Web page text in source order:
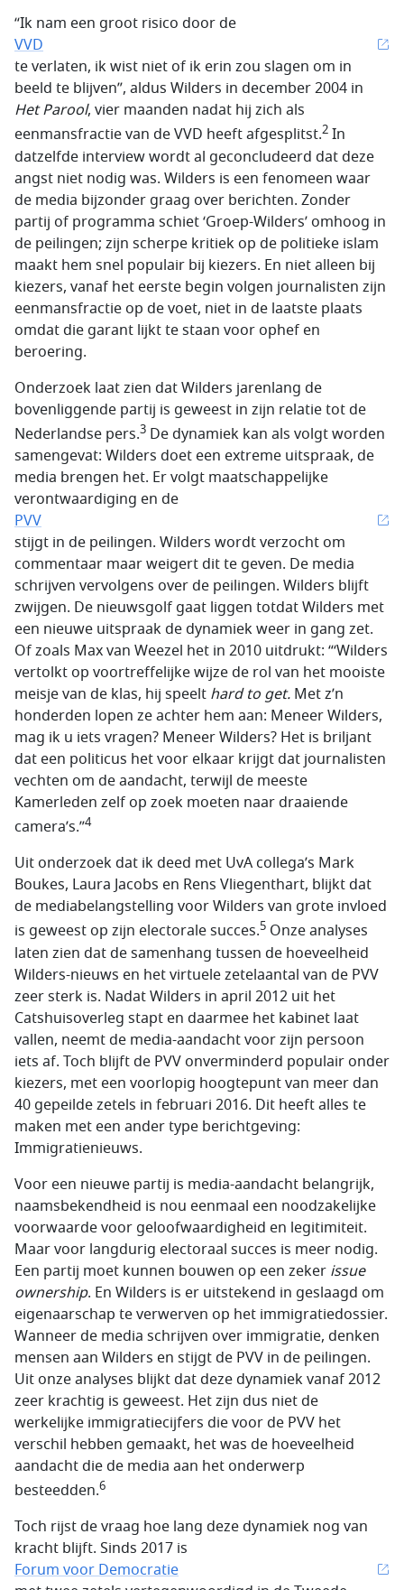
“Ik nam een groot risico door de
VVD
te verlaten, ik wist niet of ik erin zou slagen om in
beeld te blijven”, aldus Wilders in december 2004 in
Het Parool, vier maanden nadat hij zich als
eenmansfractie van de VVD heeft afgesplitst.2 In
datzelfde interview wordt al geconcludeerd dat deze
angst niet nodig was. Wilders is een fenomeen waar
de media bijzonder graag over berichten. Zonder
partij of programma schiet ‘Groep-Wilders’ omhoog in
de peilingen; zijn scherpe kritiek op de politieke islam
maakt hem snel populair bij kiezers. En niet alleen bij
kiezers, vanaf het eerste begin volgen journalisten zijn
eenmansfractie op de voet, niet in de laatste plaats
omdat die garant lijkt te staan voor ophef en
beroering.
Onderzoek laat zien dat Wilders jarenlang de
bovenliggende partij is geweest in zijn relatie tot de
Nederlandse pers.3 De dynamiek kan als volgt worden
samengevat: Wilders doet een extreme uitspraak, de
media brengen het. Er volgt maatschappelijke
verontwaardiging en de
PVV
stijgt in de peilingen. Wilders wordt verzocht om
commentaar maar weigert dit te geven. De media
schrijven vervolgens over de peilingen. Wilders blijft
zwijgen. De nieuwsgolf gaat liggen totdat Wilders met
een nieuwe uitspraak de dynamiek weer in gang zet.
Of zoals Max van Weezel het in 2010 uitdrukt: “‘Wilders
vertolkt op voortreffelijke wijze de rol van het mooiste
meisje van de klas, hij speelt hard to get. Met z’n
honderden lopen ze achter hem aan: Meneer Wilders,
mag ik u iets vragen? Meneer Wilders? Het is briljant
dat een politicus het voor elkaar krijgt dat journalisten
vechten om de aandacht, terwijl de meeste
Kamerleden zelf op zoek moeten naar draaiende
camera’s.”4
Uit onderzoek dat ik deed met UvA collega’s Mark
Boukes, Laura Jacobs en Rens Vliegenthart, blijkt dat
de mediabelangstelling voor Wilders van grote invloed
is geweest op zijn electorale succes.5 Onze analyses
laten zien dat de samenhang tussen de hoeveelheid
Wilders-nieuws en het virtuele zetelaantal van de PVV
zeer sterk is. Nadat Wilders in april 2012 uit het
Catshuisoverleg stapt en daarmee het kabinet laat
vallen, neemt de media-aandacht voor zijn persoon
iets af. Toch blijft de PVV onverminderd populair onder
kiezers, met een voorlopig hoogtepunt van meer dan
40 gepeilde zetels in februari 2016. Dit heeft alles te
maken met een ander type berichtgeving:
Immigratienieuws.
Voor een nieuwe partij is media-aandacht belangrijk,
naamsbekendheid is nou eenmaal een noodzakelijke
voorwaarde voor geloofwaardigheid en legitimiteit.
Maar voor langdurig electoraal succes is meer nodig.
Een partij moet kunnen bouwen op een zeker issue
ownership. En Wilders is er uitstekend in geslaagd om
eigenaarschap te verwerven op het immigratiedossier.
Wanneer de media schrijven over immigratie, denken
mensen aan Wilders en stijgt de PVV in de peilingen.
Uit onze analyses blijkt dat deze dynamiek vanaf 2012
zeer krachtig is geweest. Het zijn dus niet de
werkelijke immigratiecijfers die voor de PVV het
verschil hebben gemaakt, het was de hoeveelheid
aandacht die de media aan het onderwerp
besteedden.6
Toch rijst de vraag hoe lang deze dynamiek nog van
kracht blijft. Sinds 2017 is
Forum voor Democratie